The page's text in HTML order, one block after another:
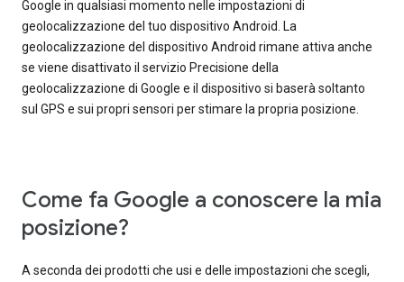
Google in qualsiasi momento nelle impostazioni di
geolocalizzazione del tuo dispositivo Android. La
geolocalizzazione del dispositivo Android rimane attiva anche
se viene disattivato il servizio Precisione della
geolocalizzazione di Google e il dispositivo si baserà soltanto
sul GPS e sui propri sensori per stimare la propria posizione.
Come fa Google a conoscere la mia
posizione?
A seconda dei prodotti che usi e delle impostazioni che scegli,